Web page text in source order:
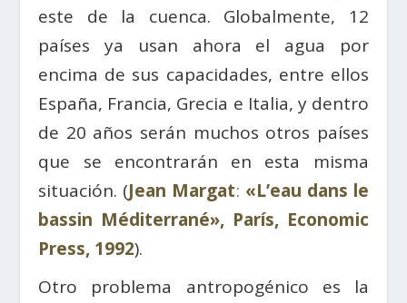
este de la cuenca. Globalmente, 12
países ya usan ahora el agua por
encima de sus capacidades, entre ellos
España, Francia, Grecia e Italia, y dentro
de 20 años serán muchos otros países
que se encontrarán en esta misma
situación. (Jean Margat: «L’eau dans le
bassin Méditerrané», París, Economic
Press, 1992).
Otro problema antropogénico es la